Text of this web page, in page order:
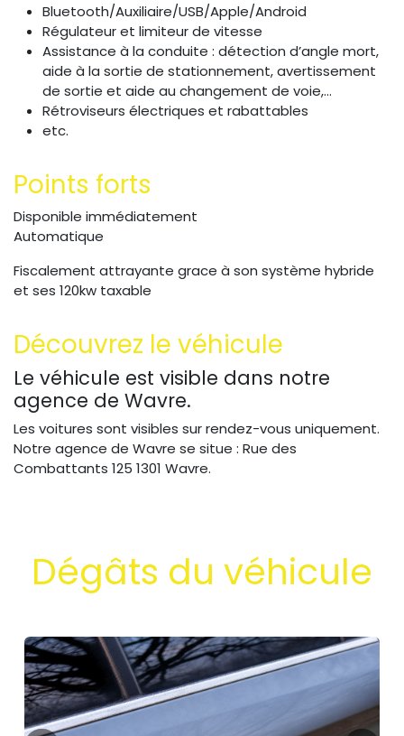
Bluetooth/Auxiliaire/USB/Apple/Android
Régulateur et limiteur de vitesse
Assistance à la conduite : détection d’angle mort,
aide à la sortie de stationnement, avertissement
de sortie et aide au changement de voie,...
Rétroviseurs électriques et rabattables
etc.
Points forts
Disponible immédiatement
Automatique
Fiscalement attrayante grace à son système hybride
et ses 120kw taxable
Découvrez le véhicule
Le véhicule est visible dans notre
agence de Wavre.
Les voitures sont visibles sur rendez-vous uniquement.
Notre agence de Wavre se situe : Rue des
Combattants 125 1301 Wavre.
Dégâts du véhicule